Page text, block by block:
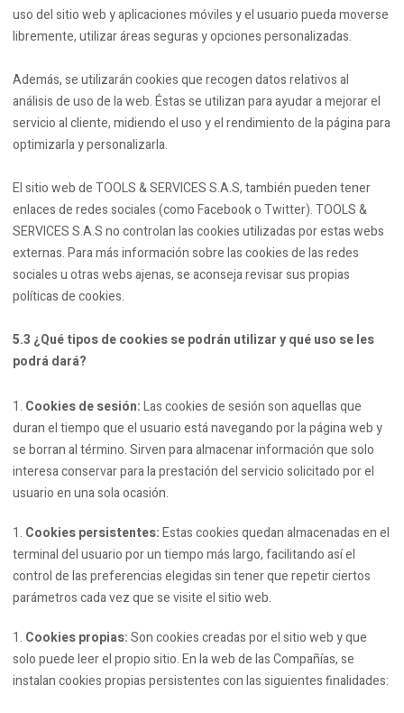
uso del sitio web y aplicaciones móviles y el usuario pueda moverse
libremente, utilizar áreas seguras y opciones personalizadas.
Además, se utilizarán cookies que recogen datos relativos al
análisis de uso de la web. Éstas se utilizan para ayudar a mejorar el
servicio al cliente, midiendo el uso y el rendimiento de la página para
optimizarla y personalizarla.
El sitio web de TOOLS & SERVICES S.A.S, también pueden tener
enlaces de redes sociales (como Facebook o Twitter). TOOLS &
SERVICES S.A.S no controlan las cookies utilizadas por estas webs
externas. Para más información sobre las cookies de las redes
sociales u otras webs ajenas, se aconseja revisar sus propias
políticas de cookies.
5.3 ¿Qué tipos de cookies se podrán utilizar y qué uso se les
podrá dará?
Cookies de sesión:Las cookies de sesión son aquellas que
duran el tiempo que el usuario está navegando por la página web y
se borran al término. Sirven para almacenar información que solo
interesa conservar para la prestación del servicio solicitado por el
usuario en una sola ocasión.
Cookies persistentes:Estas cookies quedan almacenadas en el
terminal del usuario por un tiempo más largo, facilitando así el
control de las preferencias elegidas sin tener que repetir ciertos
parámetros cada vez que se visite el sitio web.
Cookies propias:Son cookies creadas por el sitio web y que
solo puede leer el propio sitio. En la web de las Compañías, se
instalan cookies propias persistentes con las siguientes finalidades: